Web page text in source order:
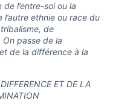
l’entre-soi ou la
l’autre ethnie ou race du
tribalisme, de
On passe de la
de la différence à la
ET DE LA